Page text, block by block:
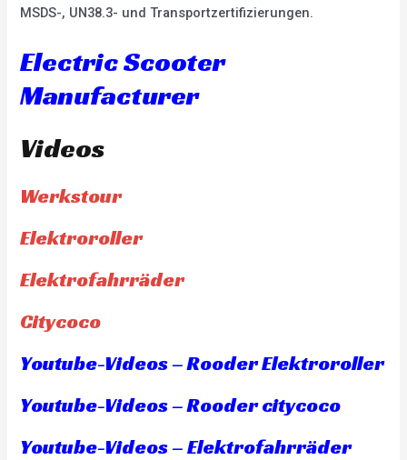
MSDS-, UN38.3- und Transportzertifizierungen.
Electric Scooter
Manufacturer
Videos
Werkstour
Elektroroller
Elektrofahrräder
Citycoco
Youtube-Videos – Rooder Elektroroller
Youtube-Videos – Rooder citycoco
Youtube-Videos – Elektrofahrräder